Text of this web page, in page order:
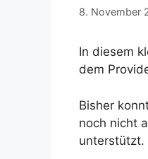
8. November
In diesem
dem
Bisher
noch nicht
unterstützt.